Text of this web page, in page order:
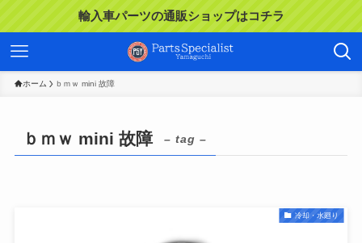
輸入車パーツの通販ショップはコチラ
ホーム ｂｍｗ mini 故障
ｂｍｗ mini 故障 – tag –
冷却・水廻り